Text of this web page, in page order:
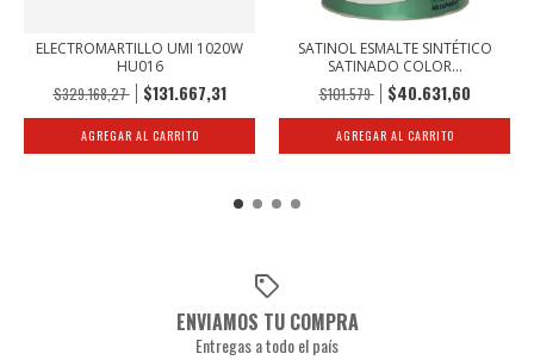
ELECTROMARTILLO UMI 1020W
HU016
$329.168,27
$131.667,31
SATINOL ESMALTE SINTÉTICO
SATINADO COLOR...
$101.579
$40.631,60
AGREGAR AL CARRITO
ENVIAMOS TU COMPRA
Entregas a todo el país